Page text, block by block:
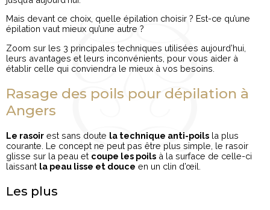
Mais devant ce choix, quelle épilation choisir ? Est-ce qu’une
épilation vaut mieux qu’une autre ?
Zoom sur les 3 principales techniques utilisées aujourd’hui,
leurs avantages et leurs inconvénients, pour vous aider à
établir celle qui conviendra le mieux à vos besoins.
Rasage des poils pour dépilation à
Angers
Le rasoir est sans doute la technique anti-poils la plus
courante. Le concept ne peut pas être plus simple, le rasoir
glisse sur la peau et coupe les poils à la surface de celle-ci
laissant la peau lisse et douce en un clin d’œil.
Les plus